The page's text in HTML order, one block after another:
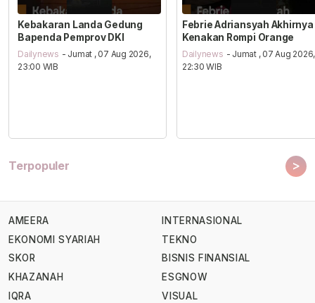
Kebakaran Landa Gedung
Bapenda Pemprov DKI
Dailynews - Jumat , 07 Aug 2026,
23:00 WIB
Febrie Adriansyah Akhirnya
Kenakan Rompi Orange
Dailynews - Jumat , 07 Aug 2026,
22:30 WIB
Terpopuler >
AMEERA
EKONOMI SYARIAH
SKOR
KHAZANAH
IQRA
INTERNASIONAL
TEKNO
BISNIS FINANSIAL
ESGNOW
VISUAL